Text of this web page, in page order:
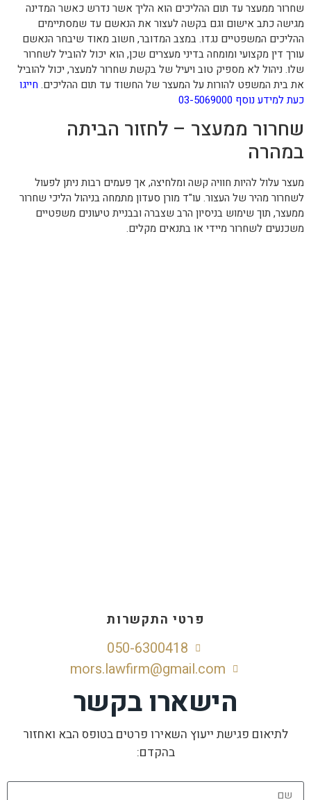
שחרור ממעצר עד תום ההליכים הוא הליך אשר נדרש כאשר המדינה
מגישה כתב אישום וגם בקשה לעצור את הנאשם עד שמסתיימים
ההליכים המשפטיים נגדו. במצב המדובר, חשוב מאוד שיבחר הנאשם
עורך דין מקצועי ומומחה בדיני מעצרים שכן, הוא יכול להוביל לשחרור
שלו. ניהול לא מספיק טוב ויעיל של בקשת שחרור למעצר, יכול להוביל
את בית המשפט להורות על המעצר של החשוד עד תום ההליכים. חייגו
כעת למידע נוסף 03-5069000
שחרור ממעצר – לחזור הביתה
במהרה
מעצר עלול להיות חוויה קשה ומלחיצה, אך פעמים רבות ניתן לפעול
לשחרור מהיר של העצור. עו"ד מורן סעדון מתמחה בניהול הליכי שחרור
ממעצר, תוך שימוש בניסיון הרב שצברה ובבניית טיעונים משפטיים
משכנעים לשחרור מיידי או בתנאים מקלים.
פרטי התקשרות
050-6300418
mors.lawfirm@gmail.com
הישארו בקשר
לתיאום פגישת ייעוץ השאירו פרטים בטופס הבא ואחזור
בהקדם: